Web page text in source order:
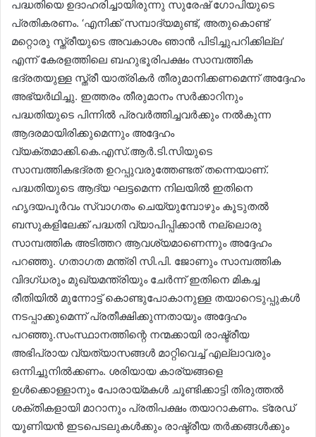
പദ്ധതിയെ ഉദാഹരിച്ചായിരുന്നു സുരേഷ് ഗോപിയുടെ
പ്രതികരണം. ‘എനിക്ക് സമ്പാദ്യമുണ്ട്, അതുകൊണ്ട്
മറ്റൊരു സ്ത്രീയുടെ അവകാശം ഞാൻ പിടിച്ചുപറിക്കില്ല’
എന്ന് കേരളത്തിലെ ബഹുഭൂരിപക്ഷം സാമ്പത്തിക
ഭദ്രതയുള്ള സ്ത്രീ യാത്രികർ തീരുമാനിക്കണമെന്ന് അദ്ദേഹം
അഭ്യർഥിച്ചു. ഇത്തരം തീരുമാനം സർക്കാറിനും
പദ്ധതിയുടെ പിന്നിൽ പ്രവർത്തിച്ചവർക്കും നൽകുന്ന
ആദരമായിരിക്കുമെന്നും അദ്ദേഹം
വ്യക്തമാക്കി.കെ.എസ്.ആർ.ടി.സിയുടെ
സാമ്പത്തികഭദ്രത ഉറപ്പുവരുത്തേണ്ടത് തന്നെയാണ്.
പദ്ധതിയുടെ ആദ്യ ഘട്ടമെന്ന നിലയിൽ ഇതിനെ
ഹൃദയപൂർവം സ്വാഗതം ചെയ്യുമ്പോഴും കൂടുതൽ
ബസുകളിലേക്ക് പദ്ധതി വ്യാപിപ്പിക്കാൻ നല്ലൊരു
സാമ്പത്തിക അടിത്തറ ആവശ്യമാണെന്നും അദ്ദേഹം
പറഞ്ഞു. ഗതാഗത മന്ത്രി സി.പി. ജോണും സാമ്പത്തിക
വിദഗ്ധരും മുഖ്യമന്ത്രിയും ചേർന്ന് ഇതിനെ മികച്ച
രീതിയിൽ മുന്നോട്ട് കൊണ്ടുപോകാനുള്ള തയാറെടുപ്പുകൾ
നടപ്പാക്കുമെന്ന് പ്രതീക്ഷിക്കുന്നതായും അദ്ദേഹം
പറഞ്ഞു.സംസ്ഥാനത്തിന്റെ നന്മക്കായി രാഷ്ട്രീയ
അഭിപ്രായ വ്യത്യാസങ്ങൾ മാറ്റിവെച്ച് എല്ലാവരും
ഒന്നിച്ചുനിൽക്കണം. ശരിയായ കാര്യങ്ങളെ
ഉൾക്കൊള്ളാനും പോരായ്മകൾ ചൂണ്ടിക്കാട്ടി തിരുത്തൽ
ശക്തികളായി മാറാനും പ്രതിപക്ഷം തയാറാകണം. ട്രേഡ്
യൂണിയൻ ഇടപെടലുകൾക്കും രാഷ്ട്രീയ തർക്കങ്ങൾക്കും